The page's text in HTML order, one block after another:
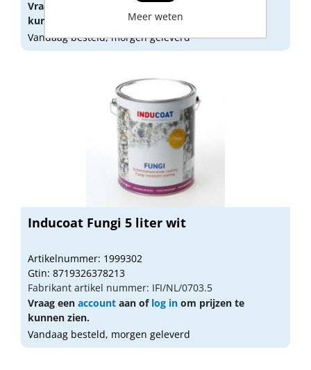
Vraag een
aan oflog in
kunnen zien.
Vandaag besteld, morgen geleverd
Inducoat Fungi 5 liter wit
Artikelnummer: 1999302
Gtin: 8719326378213
Fabrikant artikel nummer: IFI/NL/0703.5
Vraag een account aan of log in om prijzen te
kunnen zien.
Vandaag besteld, morgen geleverd
Meer weten